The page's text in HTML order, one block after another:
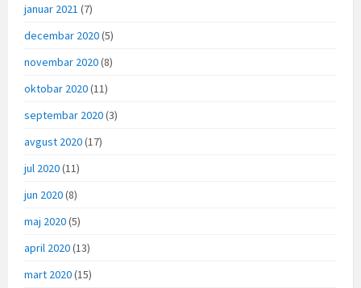
januar 2021 (7)
decembar 2020(5)
novembar 2020(8)
oktobar 2020(11)
septembar 2020(3)
avgust 2020(17)
jul 2020(11)
jun 2020(8)
maj 2020(5)
april 2020(13)
mart 2020(15)